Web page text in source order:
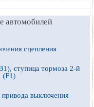
автомобилей
сцепления
ступица тормоза 2-й
(F1)
привода выключения